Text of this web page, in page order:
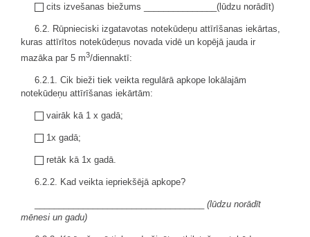
cits izvešanas biežums _______________(lūdzu norādīt)
6.2. Rūpnieciski izgatavotas notekūdeņu attīrīšanas iekārtas,
kuras attīrītos notekūdeņus novada vidē un kopējā jauda ir
mazāka par 5 m3/diennaktī:
6.2.1. Cik bieži tiek veikta regulārā apkope lokālajām
notekūdeņu attīrīšanas iekārtām:
vairāk kā 1 x gadā;
1x gadā;
retāk kā 1x gadā.
6.2.2. Kad veikta iepriekšējā apkope?
(lūdzu norādīt
mēnesi un gadu)